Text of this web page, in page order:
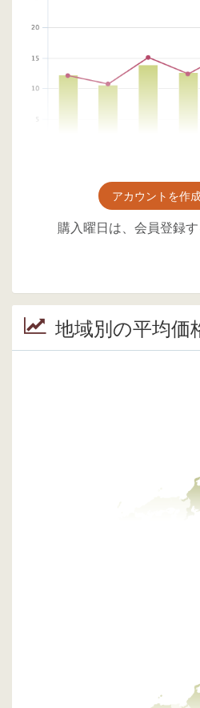
アカウントを作
購入曜日は、会員登録
地域別の平均価